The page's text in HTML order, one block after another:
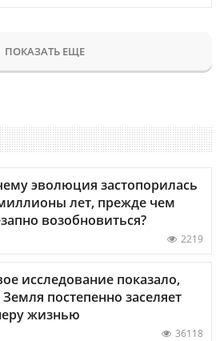
ПОКАЗАТЬ ЕЩЕ
эволюция застопорилась
лет, прежде чем
возобновиться?
2219
исследование показало,
Земля постепенно заселяет
жизнью
36118